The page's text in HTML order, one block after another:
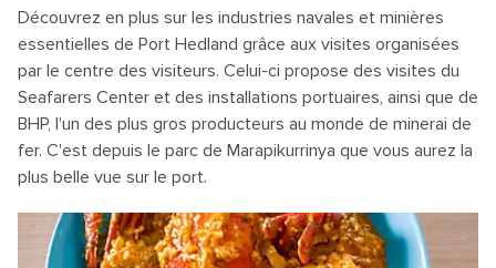
Découvrez en plus sur les industries navales et minières
essentielles de Port Hedland grâce aux visites organisées
par le centre des visiteurs. Celui-ci propose des visites du
Seafarers Center et des installations portuaires, ainsi que de
BHP, l'un des plus gros producteurs au monde de minerai de
fer. C'est depuis le parc de Marapikurrinya que vous aurez la
plus belle vue sur le port.